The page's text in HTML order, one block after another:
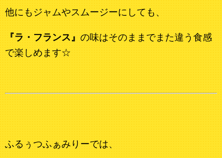
他にもジャムやスムージーにしても、
『ラ・フランス』の味はそのままでまた違う食感
で楽しめます☆
ふるぅつふぁみりーでは、